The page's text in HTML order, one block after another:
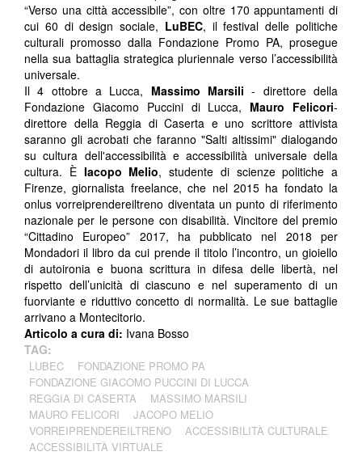
“Verso una città accessibile”, con oltre 170 appuntamenti di
cui 60 di design sociale, LuBEC, il festival delle politiche
culturali promosso dalla Fondazione Promo PA, prosegue
nella sua battaglia strategica pluriennale verso l’accessibilità
universale.
Il 4 ottobre a Lucca, Massimo Marsili- direttore della
Fondazione Giacomo Puccini di Lucca, Mauro Felicori-
direttore della Reggia di Caserta e uno scrittore attivista
saranno gli acrobati che faranno "Salti altissimi" dialogando
su cultura dell'accessibilità e accessibilità universale della
cultura. ÈIacopo Melio, studente di scienze politiche a
Firenze, giornalista freelance, che nel 2015 ha fondato la
onlus vorreiprendereiltreno diventata un punto di riferimento
nazionale per le persone con disabilità. Vincitore del premio
“Cittadino Europeo” 2017, ha pubblicato nel 2018 per
Mondadori il libro da cui prende il titolo l’incontro, un gioiello
di autoironia e buona scrittura in difesa delle libertà, nel
rispetto dell’unicità di ciascuno e nel superamento di un
fuorviante e riduttivo concetto di normalità. Le sue battaglie
arrivano a Montecitorio.
Articolo a cura di: Ivana Bosso
TAG:
LUBEC
FONDAZIONE PROMO PA
FONDAZIONE GIACOMO PUCCINI DI LUCCA
REGGIA DI CASERTA
MASSIMO MARSILI
MAURO FELICORI
JACOPO MELIO
VORREIPRENDEREILTRENO
ACCESSIBILITÀ CULTURALE
ACCESSIBILITÀ VIRTUALE